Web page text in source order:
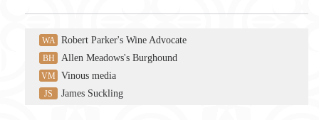
WA Robert Parker's Wine Advocate
BH Allen Meadows's Burghound
VM Vinous media
JS James Suckling